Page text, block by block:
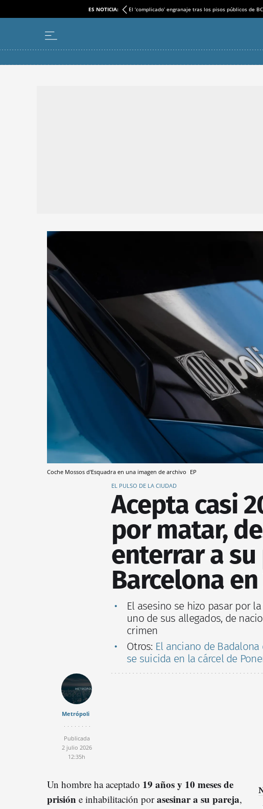
ES NOTICIA: El ‘complicado’ engranaje tras los pisos públicos de
Coche Mossos d'Esquadra en una imagen de archivo EP
EL PULSO DE LA CIUDAD
Acepta casi
por matar,
enterrar a su
Barcelona en
El asesino se hizo pasar por
uno de sus allegados, de
crimen
Otros: El anciano de
se suicida en la cárcel de
Metrópoli
Publicada
2 julio 2026
12:35h
Un hombre ha aceptado 19 años y 10 meses de
prisión e inhabilitación porasesinar a su pareja,